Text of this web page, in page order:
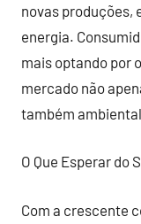
novas produções,
energia.
mais optando por
mercado não
também
O Que Esperar do
Com a crescente